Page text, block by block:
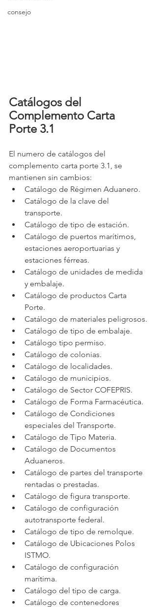
consejo
Catálogos del
Complemento Carta
Porte 3.1
El numero de catálogos del
complemento carta porte 3.1, se
mantienen sin cambios:
Catálogo de Régimen Aduanero.
Catálogo de la clave del
transporte.
Catálogo de tipo de estación.
Catálogo de puertos marítimos,
estaciones aeroportuarias y
estaciones férreas.
Catálogo de unidades de medida
y embalaje.
Catálogo de productos Carta
Porte.
Catálogo de materiales peligrosos.
Catálogo de tipo de embalaje.
Catálogo tipo permiso.
Catálogo de colonias.
Catálogo de localidades.
Catálogo de municipios.
Catálogo de Sector COFEPRIS.
Catálogo de Forma Farmacéutica.
Catálogo de Condiciones
especiales del Transporte.
Catálogo de Tipo Materia.
Catálogo de Documentos
Aduaneros.
Catálogo de partes del transporte
rentadas o prestadas.
Catálogo de figura transporte.
Catálogo de configuración
autotransporte federal.
Catálogo de tipo de remolque.
Catálogo de Ubicaciones Polos
ISTMO.
Catálogo de configuración
marítima.
Catálogo del tipo de carga.
Catálogo de contenedores